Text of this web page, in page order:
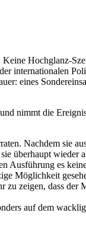
Hochglanz-
internationalen
eines
nimmt die
Nachdem sie
überhaupt wieder
Ausführung es
Möglichkeit
zu zeigen, dass der
auf dem